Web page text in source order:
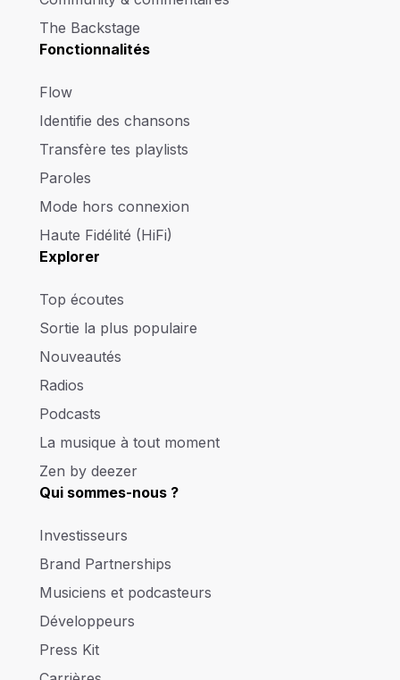
The Backstage
Fonctionnalités
Flow
Identifie des chansons
Transfère tes playlists
Paroles
Mode hors connexion
Haute Fidélité (HiFi)
Explorer
Top écoutes
Sortie la plus populaire
Nouveautés
Radios
Podcasts
La musique à tout moment
Zen by deezer
Qui sommes-nous ?
Investisseurs
Brand Partnerships
Musiciens et podcasteurs
Développeurs
Press Kit